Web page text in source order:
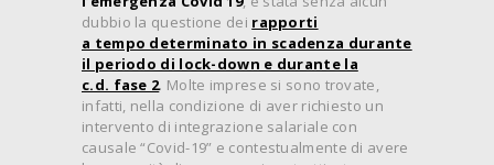
dubbio la questione dei rapporti
a tempo determinato in scadenza durante
il periodo di lock-down e durante la
c.d. fase 2. Molte imprese si sono trovate,
infatti, nella condizione di aver richiesto un
intervento di integrazione salariale con
causale “Covid-19” e contestualmente di avere